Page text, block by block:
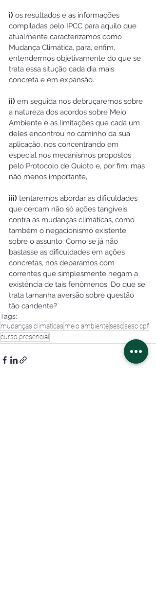
i) os resultados e as informações
compiladas pelo IPCC para aquilo que
atualmente caracterizamos como
Mudança Climática, para, enfim,
entendermos objetivamente do que se
trata essa situção cada dia mais
concreta e em expansão.
ii) em seguida nos debruçaremos sobre
a natureza dos acordos sobre Meio
Ambiente e as limitações que cada um
deles encontrou no caminho da sua
aplicação, nos concentrando em
especial nos mecanismos propostos
pelo Protocolo de Quioto e, por fim, mas
não menos importante,
iii) tentaremos abordar as dificuldades
que cercam não só ações tangíveis
contra as mudanças climáticas, como
também o negacionismo existente
sobre o assunto. Como se já não
bastasse as dificuldades em ações
concretas, nos deparamos com
correntes que simplesmente negam a
existência de tais fenômenos. Do que se
trata tamanha aversão sobre questão
tão candente?
Tags:
mudanças climaticas meio ambientesescsesc cpf
curso presencial